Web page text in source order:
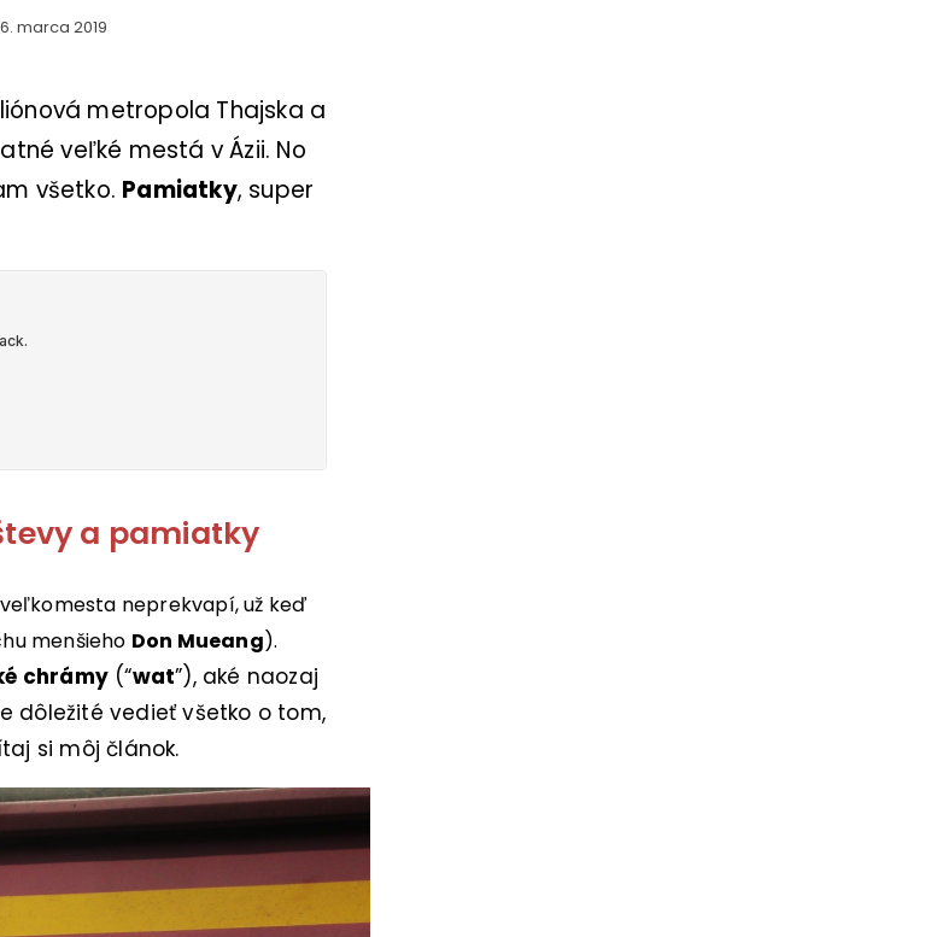
6. marca 2019
metropola Thajska a
veľké mestá v Ázii. No
všetko. Pamiatky, super
a pamiatky
neprekvapí, už keď
menšieho Don Mueang).
chrámy (“wat”), aké naozaj
dôležité vedieť všetko o tom,
si môj článok.